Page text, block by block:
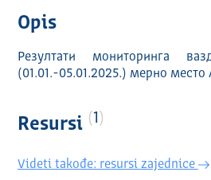
Opis
Резултати мониторинга
(01.01.-05.01.2025.) мерно место
Resursi 1
Videti takođe: resursi zajednice